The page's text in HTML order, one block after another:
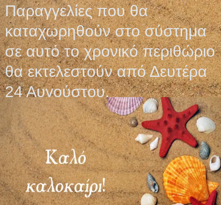
Ωράριο λειτουργίας
ΕΙΔΙΚΟ ΘΕΡΙΝΟ ΩΡΑΡΙΟ
ΔΕΥ-ΠΑΡ: 09:00-14:30
ΣΑΒ – ΚΥΡ: ΚΛΕΙΣΤΑ
Χρήσιμα Links
Παραγγελίες που θα
καταχωρηθούν στο σύστημα
σε αυτό το χρονικό περιθώριο
θα εκτελεστούν από Δευτέρα
24 Αυγούστου.